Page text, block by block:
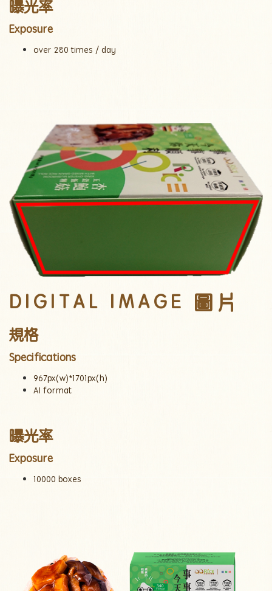
曝光率
Exposure
over 280 times / day
DIGITAL IMAGE 圖片
規格
Specifications
967px(w)*1701px(h)
AI format
曝光率
Exposure
10000 boxes